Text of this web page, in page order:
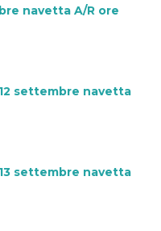
navetta A/R ore
12 settembre navetta
13 settembre navetta